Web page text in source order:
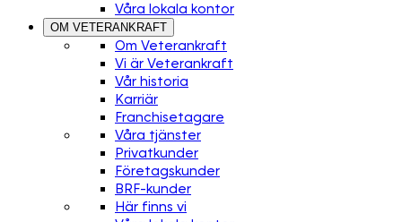
Våra lokala kontor
OM VETERANKRAFT
Om Veterankraft
Vi är Veterankraft
Vår historia
Karriär
Franchisetagare
Våra tjänster
Privatkunder
Företagskunder
BRF-kunder
Här finns vi